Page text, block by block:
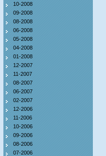
10-2008
09-2008
08-2008
06-2008
05-2008
04-2008
01-2008
12-2007
11-2007
08-2007
06-2007
02-2007
12-2006
11-2006
10-2006
09-2006
08-2006
07-2006